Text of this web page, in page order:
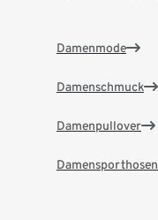
Damenmode
Damenschmuck
Damenpullover
Damensporthosen